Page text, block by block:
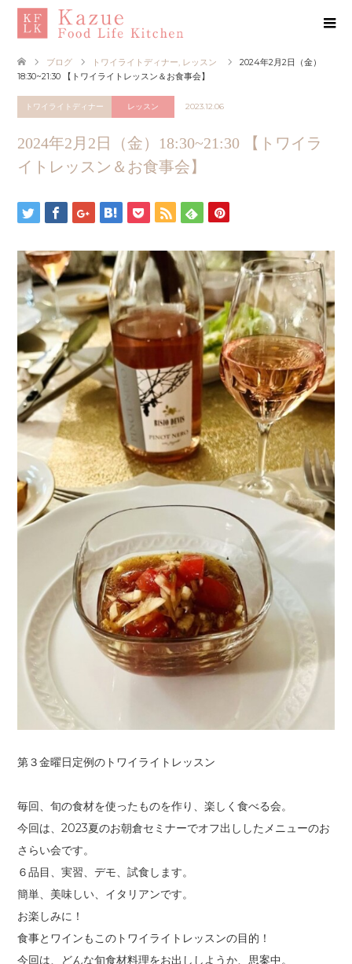
ブログ トワイライトディナー レッスン
2024年2月2日（金）
18:30~21:30 【トワイライトレッスン＆お食事会】
トワイライトディナー レッスン 2023.12.06
2024年2月2日（金）18:30~21:30 【トワイラ
イトレッスン＆お食事会】
第３金曜日定例のトワイライトレッスン
毎回、旬の食材を使ったものを作り、楽しく食べる会。
今回は、2023夏のお朝倉セミナーでオフ出ししたメニューのお
さらい会です。
６品目、実習、デモ、試食します。
簡単、美味しい、イタリアンです。
お楽しみに！
食事とワインもこのトワイライトレッスンの目的！
今回は、どんな旬食材料理をお出ししようか、思案中。